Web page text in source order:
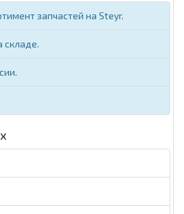
запчастей на Steyr.
складе.